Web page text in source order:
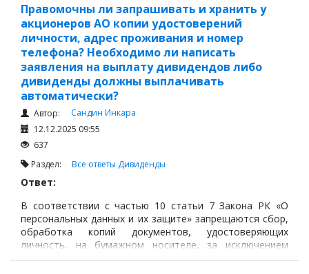
дома, осуществляющее управление объектом
кондоминиума, финансирующее его содержание и
обеспечивающее его сохранность.
Правомочны ли запрашивать и хранить у
акционеров АО копии удостоверений
личности, адрес проживания и номер
телефона? Необходимо ли написать
заявления на выплату дивидендов либо
дивиденды должны выплачивать
автоматически?
Автор:
Сандин Инкара
12.12.2025 09:55
637
Раздел: Все ответы Дивиденды
Ответ:
В соответствии с частью 10 статьи 7 Закона РК «О
персональных данных и их защите» запрещаются сбор,
обработка копий документов, удостоверяющих
личность, на бумажном носителе, за исключением
случаев отсутствия интеграции с объектами